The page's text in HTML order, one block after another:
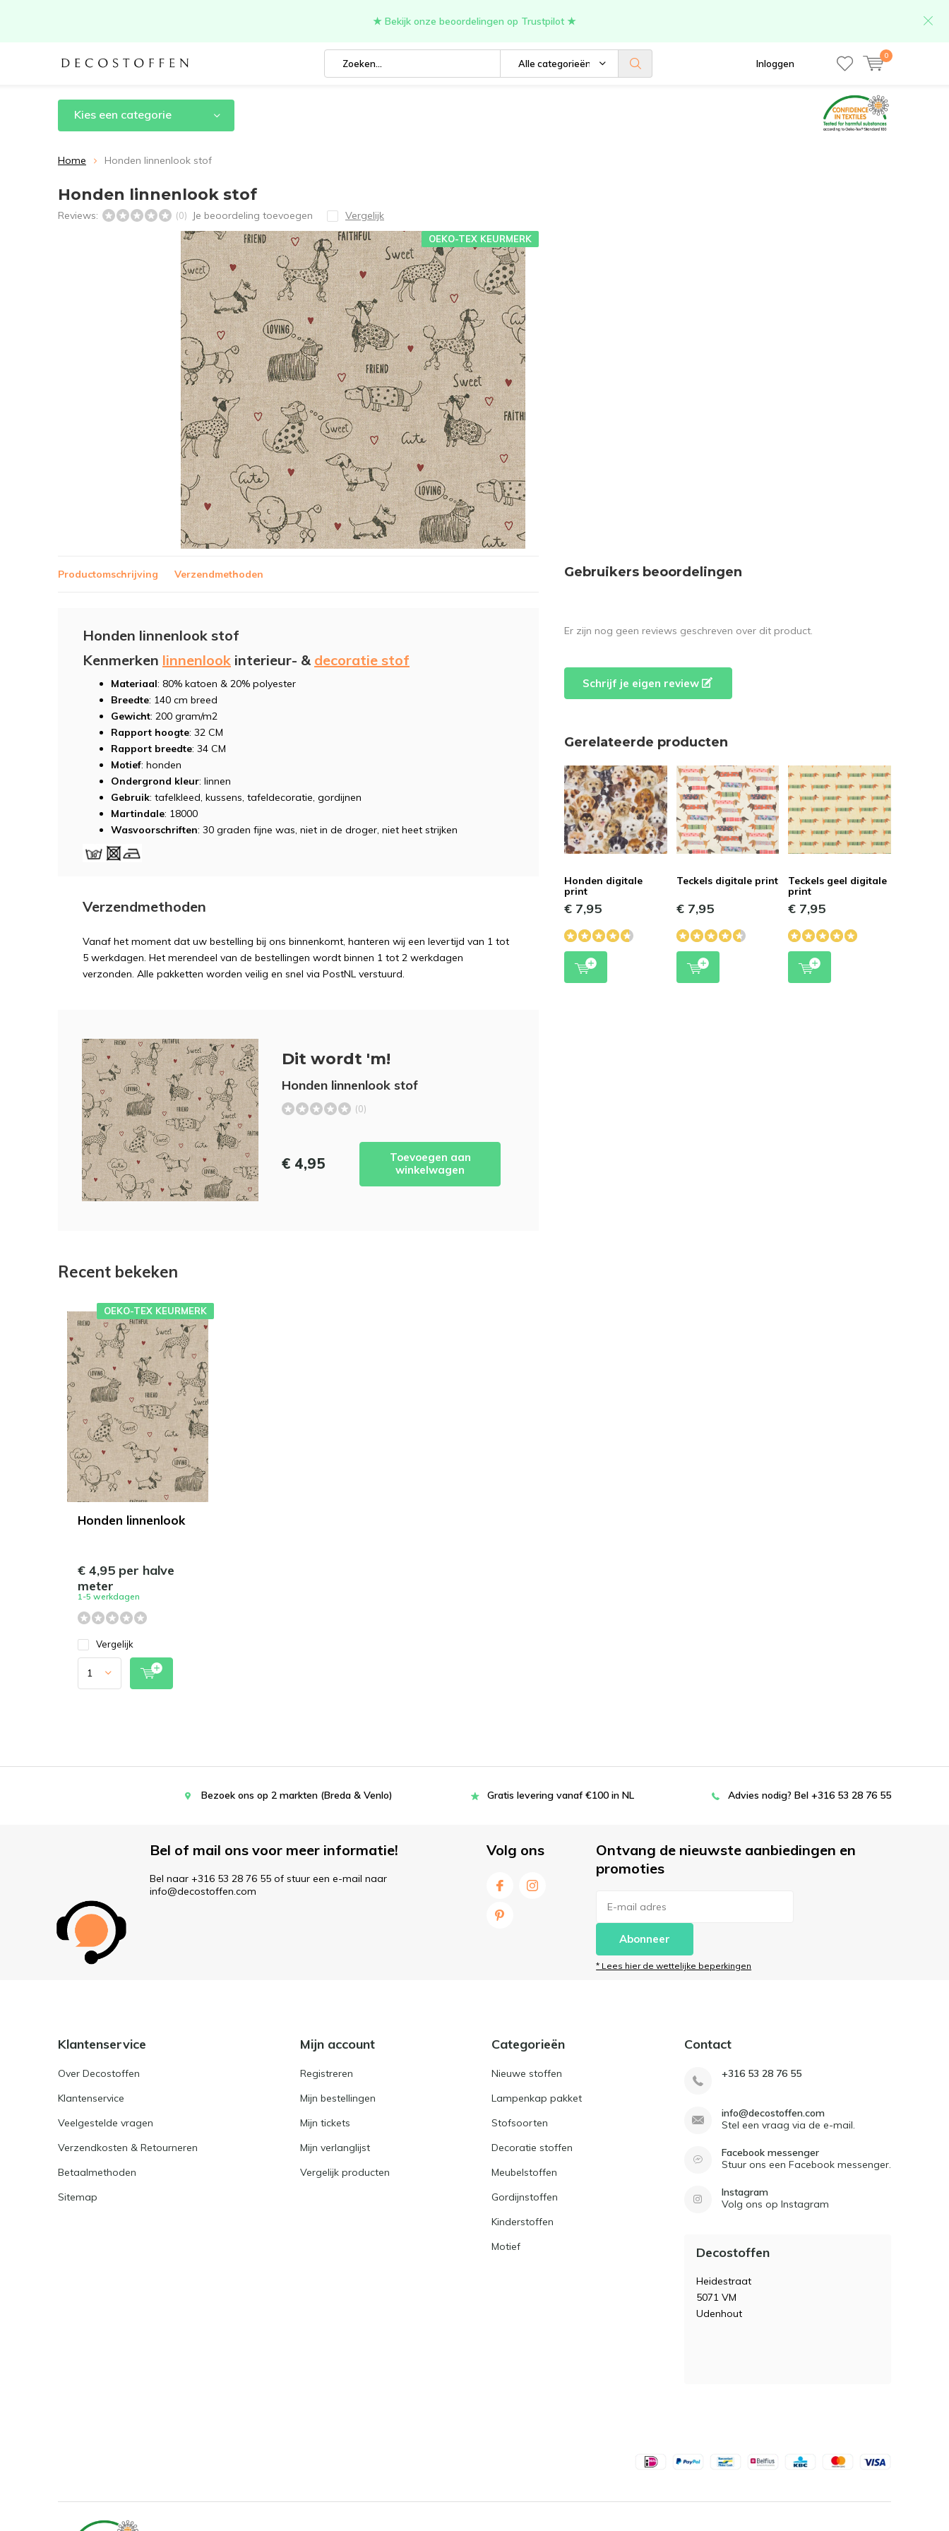
Alle categorieën Inloggen
0
★ Bekijk onze beoordelingen op Trustpilot ★
Kies een categorie
Home Honden linnenlook stof
Honden linnenlook stof
Reviews: (0) Je beoordeling toevoegen Vergelijk
OEKO-TEX KEURMERK
Productomschrijving Verzendmethoden
Honden linnenlook stof
Kenmerken linnenlook interieur- & decoratie stof
Materiaal: 80% katoen & 20% polyester
Breedte: 140 cm breed
Gewicht: 200 gram/m2
Rapport hoogte: 32 CM
Rapport breedte: 34 CM
Motief: honden
Ondergrond kleur: linnen
Gebruik: tafelkleed, kussens, tafeldecoratie, gordijnen
Martindale: 18000
Wasvoorschriften: 30 graden fijne was, niet in de droger, niet heet strijken
Verzendmethoden
Vanaf het moment dat uw bestelling bij ons binnenkomt, hanteren wij een levertijd van 1 tot
5 werkdagen. Het merendeel van de bestellingen wordt binnen 1 tot 2 werkdagen
verzonden. Alle pakketten worden veilig en snel via PostNL verstuurd.
Dit wordt 'm!
Honden linnenlook stof
(0)
€ 4,95
Toevoegen aan
winkelwagen
Gebruikers beoordelingen
Er zijn nog geen reviews geschreven over dit product.
Schrijf je eigen review
Gerelateerde producten
Honden digitale
print
€ 7,95
Teckels digitale print
€ 7,95
Teckels geel digitale
print
€ 7,95
Recent bekeken
Honden linnenlook
OEKO-TEX KEURMERK
€ 4,95 per halve
meter
1-5 werkdagen
Vergelijk
Bezoek ons op 2 markten (Breda & Venlo) Gratis levering vanaf €100 in NL Advies nodig? Bel +316 53 28 76 55
Bel of mail ons voor meer informatie!
Bel naar +316 53 28 76 55 of stuur een e-mail naar
info@decostoffen.com
Volg ons
Ontvang de nieuwste aanbiedingen en
promoties
Abonneer
* Lees hier de wettelijke beperkingen
Klantenservice
Over Decostoffen
Klantenservice
Veelgestelde vragen
Verzendkosten & Retourneren
Betaalmethoden
Sitemap
Mijn account
Registreren
Mijn bestellingen
Mijn tickets
Mijn verlanglijst
Vergelijk producten
Categorieën
Nieuwe stoffen
Lampenkap pakket
Stofsoorten
Decoratie stoffen
Meubelstoffen
Gordijnstoffen
Kinderstoffen
Motief
Contact
+316 53 28 76 55
info@decostoffen.com
Stel een vraag via de e-mail.
Facebook messenger
Stuur ons een Facebook messenger.
Instagram
Volg ons op Instagram
Decostoffen
Heidestraat
5071 VM
Udenhout